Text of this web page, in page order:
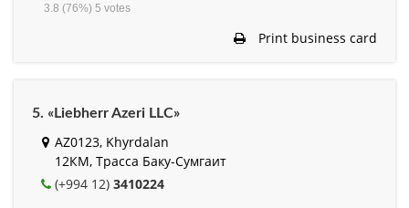
3.8 (76%) 5 votes
Print business card
5. «Liebherr Azeri LLC»
AZ0123, Khyrdalan
12КМ, Трасса Баку-Сумгаит
(+994 12) 3410224